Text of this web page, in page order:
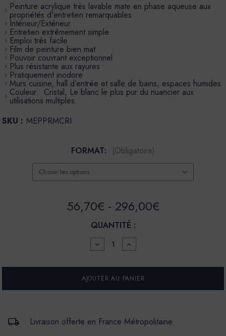
Peinture acrylique très lavable mate en phase aqueuse aux
propriétés d'entretien remarquables
Intérieur/Extérieur
Entretien extrêmement simple
Emploi très facile
Film de peinture bien mat
Pouvoir couvrant exceptionnel
Plus résistante aux rayures
Pratiquement inodore
Murs cuisine, hall d’entrée et salle de bains, espaces humides
Couleur : Cristal, Le blanc le plus pur du nuancier aux
utilisations multiples.
SKU : MEPPRMCRI
FORMAT: (Obligatoire)
56,70€ - 296,00€
QUANTITÉ :
DIMINUER
LA
POUR
PEINTURE
LA
MAT
VELOURS
AUGMENTER
LA
POUR
PEINTURE
LA
MAT
VELOURS
Livraison offerte en France Métropolitaine